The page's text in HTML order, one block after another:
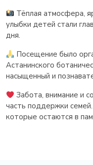
Тёплая атмосфера,
улыбки детей стали
дня.
Посещение было
Астанинского
насыщенный и
Забота, внимание и
часть поддержки
которые остаются в